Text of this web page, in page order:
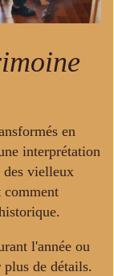
en
interprétation
des vielleux
comment
l'année ou
plus de détails.